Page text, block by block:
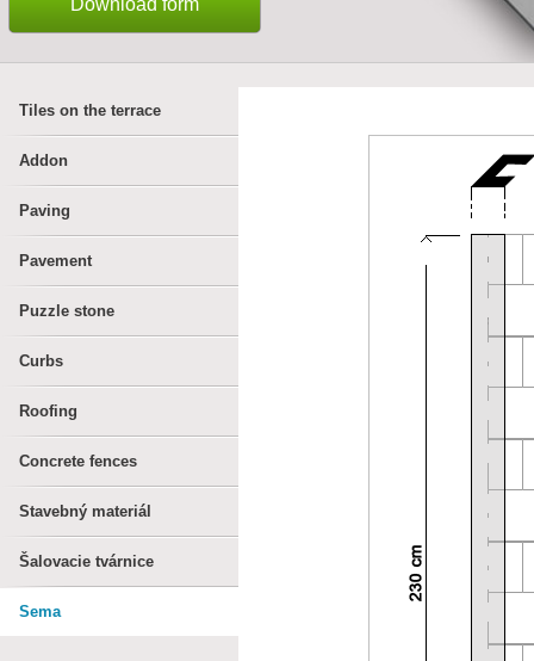
Download form
Tiles on the terrace
Addon
Paving
Pavement
Puzzle stone
Curbs
Roofing
Concrete fences
Stavebný materiál
Šalovacie tvárnice
Sema